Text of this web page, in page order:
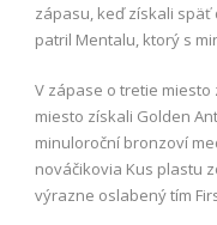
zápasu, keď získali späť
patril Mentalu, ktorý s
V zápase o tretie
miesto získali Golden
minuloroční bronzoví
nováčikovia Kus plastu
výrazne oslabený tím